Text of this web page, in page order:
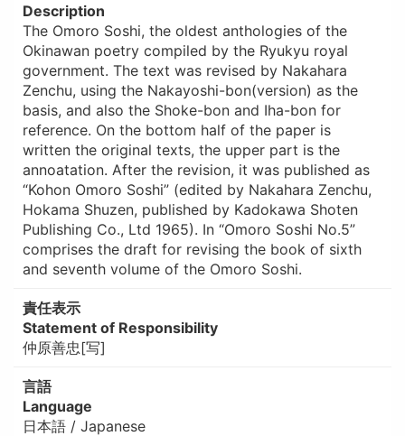
Description
The Omoro Soshi, the oldest anthologies of the
Okinawan poetry compiled by the Ryukyu royal
government. The text was revised by Nakahara
Zenchu, using the Nakayoshi-bon(version) as the
basis, and also the Shoke-bon and Iha-bon for
reference. On the bottom half of the paper is
written the original texts, the upper part is the
annoatation. After the revision, it was published as
“Kohon Omoro Soshi” (edited by Nakahara Zenchu,
Hokama Shuzen, published by Kadokawa Shoten
Publishing Co., Ltd 1965). In “Omoro Soshi No.5”
comprises the draft for revising the book of sixth
and seventh volume of the Omoro Soshi.
責任表示
Statement of Responsibility
仲原善忠[写]
言語
Language
日本語 / Japanese